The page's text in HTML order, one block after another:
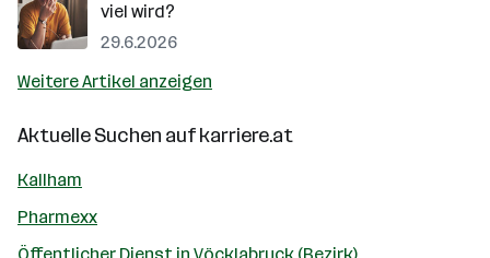
viel wird?
29.6.2026
Weitere Artikel anzeigen
Aktuelle Suchen aufkarriere.at
Kallham
Pharmexx